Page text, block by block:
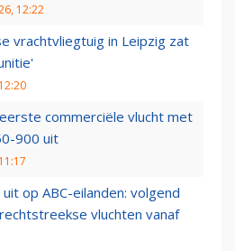
12:22
vrachtvliegtuig in Leipzig zat
commerciële vlucht met
900 uit
op ABC-eilanden: volgend
vluchten vanaf